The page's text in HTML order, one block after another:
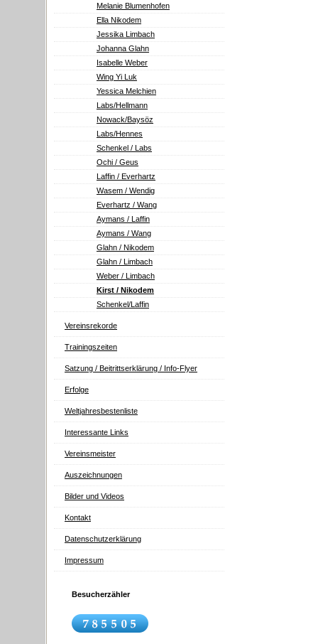
Melanie Blumenhofen
Ella Nikodem
Jessika Limbach
Johanna Glahn
Isabelle Weber
Wing Yi Luk
Yessica Melchien
Labs/Hellmann
Nowack/Baysöz
Labs/Hennes
Schenkel / Labs
Ochi / Geus
Laffin / Everhartz
Wasem / Wendig
Everhartz / Wang
Aymans / Laffin
Aymans / Wang
Glahn / Nikodem
Glahn / Limbach
Weber / Limbach
Kirst / Nikodem
Schenkel/Laffin
Vereinsrekorde
Trainingszeiten
Satzung / Beitrittserklärung / Info-Flyer
Erfolge
Weltjahresbestenliste
Interessante Links
Vereinsmeister
Auszeichnungen
Bilder und Videos
Kontakt
Datenschutzerklärung
Impressum
Besucherzähler